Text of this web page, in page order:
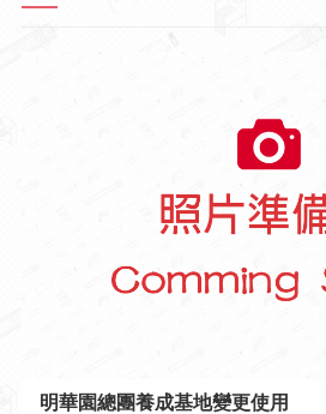
明華園總團養成基地變更使用